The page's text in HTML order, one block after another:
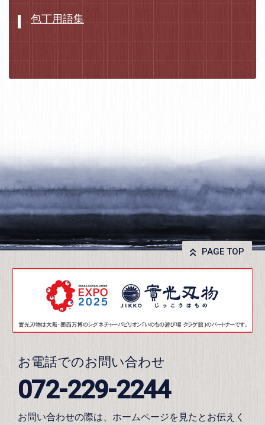
包丁用語集
PAGE TOP
お電話でのお問い合わせ
072-229-2244
お問い合わせの際は、ホームページを見たとお伝えく